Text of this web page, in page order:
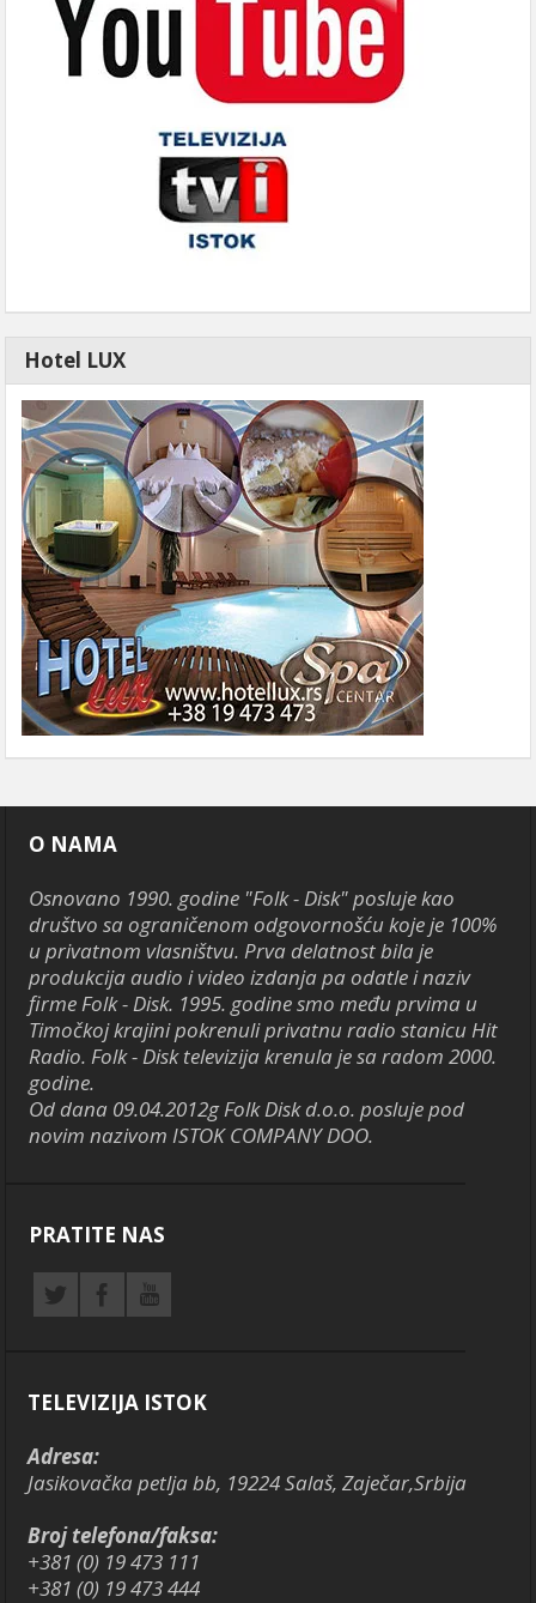
Hotel LUX
O NAMA
Osnovano 1990. godine "Folk - Disk" posluje kao
društvo sa ograničenom odgovornošću koje je 100%
u privatnom vlasništvu. Prva delatnost bila je
produkcija audio i video izdanja pa odatle i naziv
firme Folk - Disk. 1995. godine smo među prvima u
Timočkoj krajini pokrenuli privatnu radio stanicu Hit
Radio. Folk - Disk televizija krenula je sa radom 2000.
godine.
Od dana 09.04.2012g Folk Disk d.o.o. posluje pod
novim nazivom ISTOK COMPANY DOO.
PRATITE NAS
TELEVIZIJA ISTOK
Adresa:
Jasikovačka petlja bb, 19224 Salaš, Zaječar,Srbija
Broj telefona/faksa:
+381 (0) 19 473 111
+381 (0) 19 473 444